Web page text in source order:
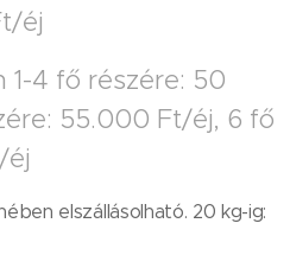
éj
1-4 fő részére: 50
55.000 Ft/éj, 6 fő
éj
elszállásolható. 20 kg-ig: